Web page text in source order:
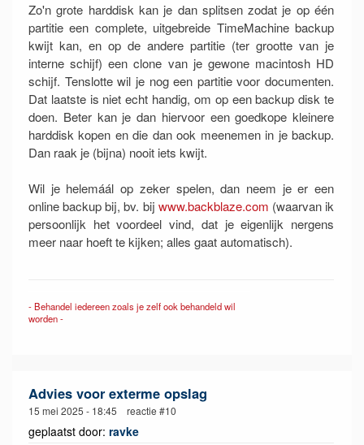
Zo'n grote harddisk kan je dan splitsen zodat je op één
partitie een complete, uitgebreide TimeMachine backup
kwijt kan, en op de andere partitie (ter grootte van je
interne schijf) een clone van je gewone macintosh HD
schijf. Tenslotte wil je nog een partitie voor documenten.
Dat laatste is niet echt handig, om op een backup disk te
doen. Beter kan je dan hiervoor een goedkope kleinere
harddisk kopen en die dan ook meenemen in je backup.
Dan raak je (bijna) nooit iets kwijt.
Wil je helemáál op zeker spelen, dan neem je er een
online backup bij, bv. bij www.backblaze.com (waarvan ik
persoonlijk het voordeel vind, dat je eigenlijk nergens
meer naar hoeft te kijken; alles gaat automatisch).
- Behandel iedereen zoals je zelf ook behandeld wil
worden -
Advies voor exterme opslag
15 mei 2025 - 18:45 reactie #10
geplaatst door: ravke